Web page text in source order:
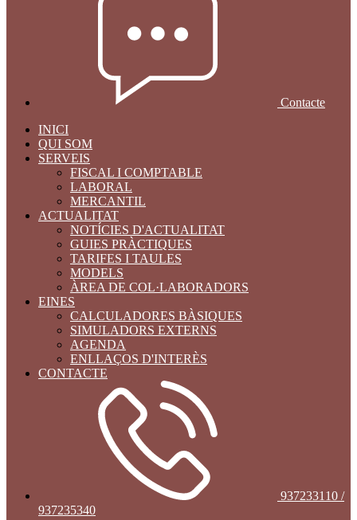
Contacte
INICI
QUI SOM
SERVEIS
FISCAL I COMPTABLE
LABORAL
MERCANTIL
ACTUALITAT
NOTÍCIES D'ACTUALITAT
GUIES PRÀCTIQUES
TARIFES I TAULES
MODELS
ÀREA DE COL·LABORADORS
EINES
CALCULADORES BÀSIQUES
SIMULADORS EXTERNS
AGENDA
ENLLAÇOS D'INTERÈS
CONTACTE
937233110 /
937235340